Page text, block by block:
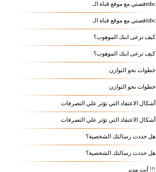
قصتي مع موقع قناة الـmbc
قصتي مع موقع قناة الـmbc
كيف ترعى ابنك الموهوب؟
كيف ترعى ابنك الموهوب؟
خطوات نحو التوازن
خطوات نحو التوازن
أشكال الاعتقاد التي تؤثر علي التصرفات
أشكال الاعتقاد التي تؤثر علي التصرفات
هل حددت رسالتك الشخصية؟
هل حددت رسالتك الشخصية؟
أنت مدير !!!